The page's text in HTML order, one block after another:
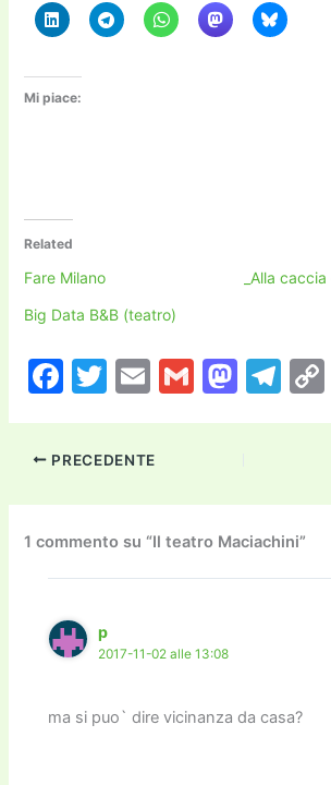
Mi piace:
Related
Fare Milano
_Alla
Big Data B&B (teatro)
F
c
e
b
o
o
k
T
itt
er
E
ai
l
G
M
d
o
n
T
a
m
PRECEDENTE
1 commento su “Il teatro Maciachini”
p
2017-11-02 alle 13:08
ma si puo` dire vicinanza da casa?